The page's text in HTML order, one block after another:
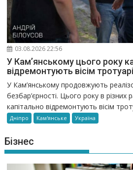
03.08.2026 22:56
У Кам’янському цього року
відремонтують вісім
У Кам’янському продовжують
безбар’єрності. Цього року в різних
капітально відремонтують вісім
Дніпро Кам'янське Україна
Бізнес